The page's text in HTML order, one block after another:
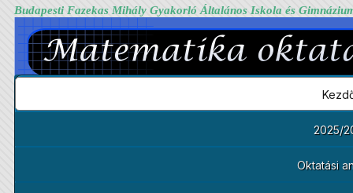
Budapesti Fazekas Mihály Gyakorló Általános Iskola és
2025/
Oktatási